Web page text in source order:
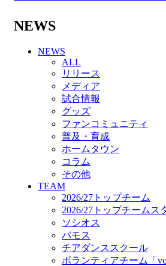
ビクトリーロード
HOMEGAME
観戦ルール＆マナー
ホームゲーム運営管理規
Jリーグ運営管理規定
写真・動画使用ガイドラ
ロートフィールド奈良
SCHEDULE
2026/27
練習見学時のファンサ
TICKET
奈良クラブ明治安田J3リ
試合観戦チケット
奈良クラブ明治安田Ｊ3
ン「鹿パス」
観戦ルール＆マナー
FANCOMMUNITY
2026/27ファンコミュニ
NEWS
NEWS
ALL
リリース
メディア
試合情報
グッズ
ファンコミュニティ
普及・育成
ホームタウン
コラム
その他
TEAM
2026/27トップチーム
2026/27トップチームス
ソシオス
バモス
チアダンススクール
ボランティアチーム「